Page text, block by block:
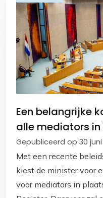
Een belangrijke
alle mediators
Gepubliceerd op 30 juni
Met een recente
kiest de minister voor
voor mediators in